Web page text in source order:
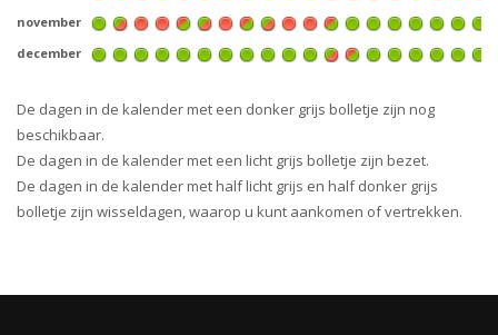
november
december
De dagen in de kalender met een donker grijs bolletje zijn nog
beschikbaar.
De dagen in de kalender met een licht grijs bolletje zijn bezet.
De dagen in de kalender met half licht grijs en half donker grijs
bolletje zijn wisseldagen, waarop u kunt aankomen of vertrekken.